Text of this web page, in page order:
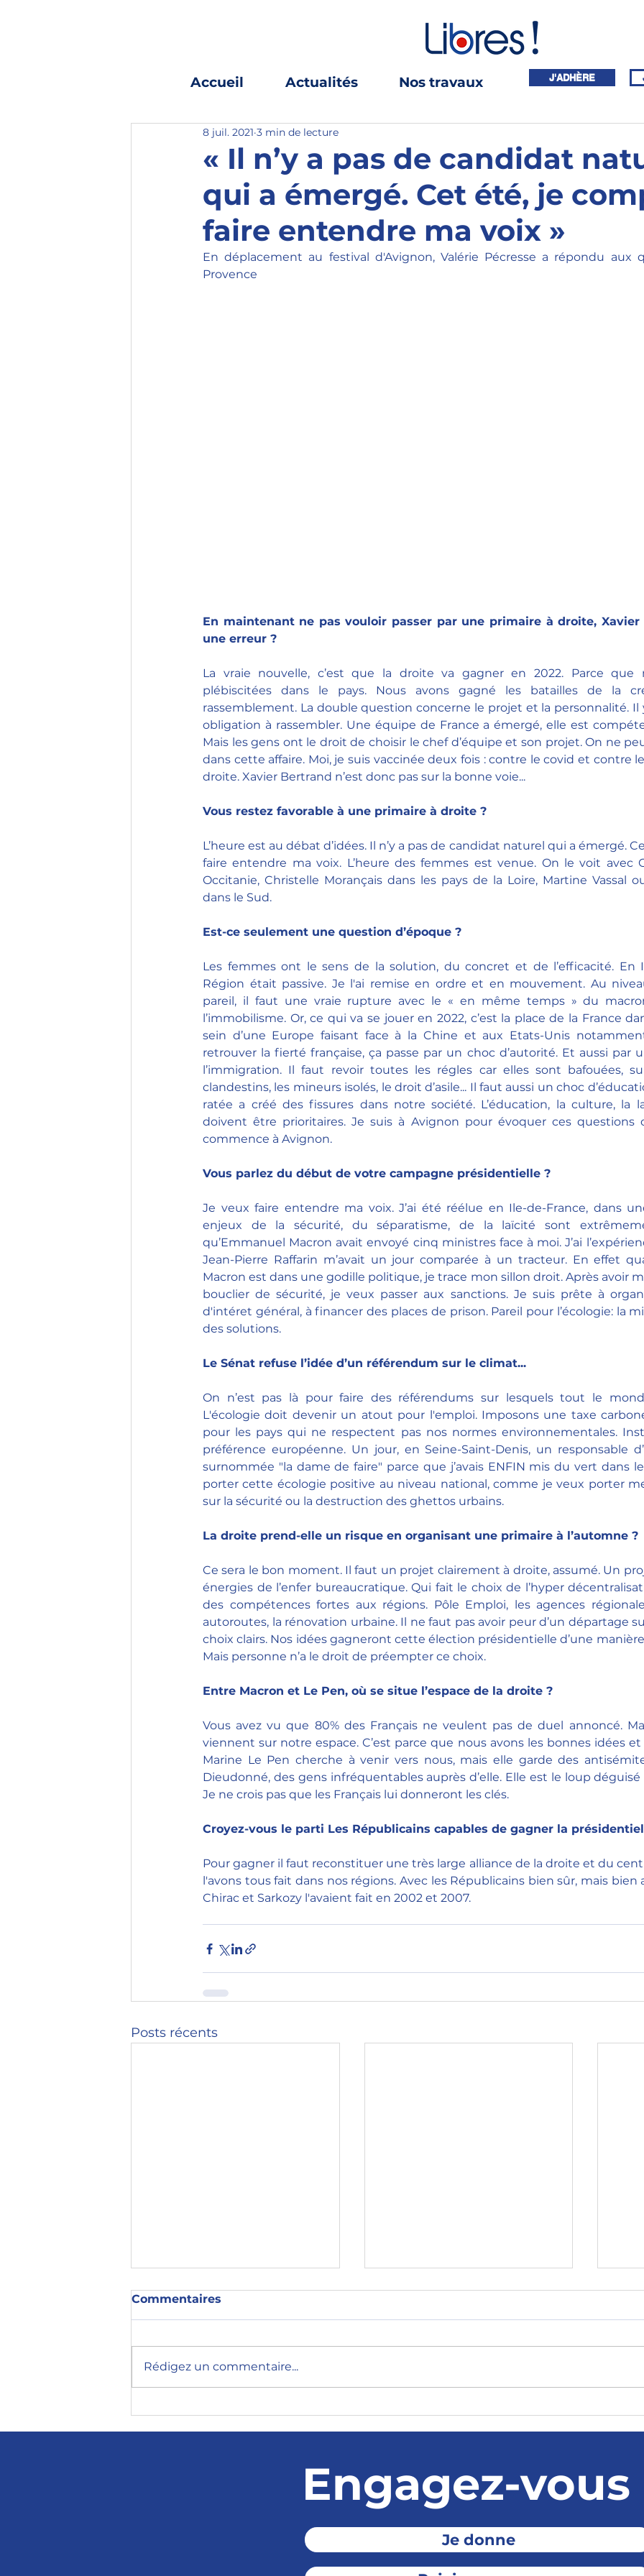
Accueil Actualités Nos travaux J'ADHÈRE
« Il n’y a pas de candidat
qui a émergé. Cet été, je
faire entendre ma voix »
8 juil. 2021 3 min de lecture
En déplacement au festival d'Avignon, Valérie Pécresse a répondu aux
Provence
En maintenant ne pas vouloir passer par une primaire à droite,
une erreur ?
La vraie nouvelle, c’est que la droite va gagner en 2022. Parce que
plébiscitées dans le pays. Nous avons gagné les batailles de la
rassemblement. La double question concerne le projet et la personnalité. Il
obligation à rassembler. Une équipe de France a émergé, elle est
Mais les gens ont le droit de choisir le chef d’équipe et son projet. On ne
dans cette affaire. Moi, je suis vaccinée deux fois : contre le covid et contre
droite. Xavier Bertrand n’est donc pas sur la bonne voie...
Vous restez favorable à une primaire à droite ?
L’heure est au débat d’idées. Il n’y a pas de candidat naturel qui a émergé.
faire entendre ma voix. L’heure des femmes est venue. On le voit avec
Occitanie, Christelle Morançais dans les pays de la Loire, Martine Vassal
dans le Sud.
Est-ce seulement une question d’époque ?
Les femmes ont le sens de la solution, du concret et de l’efficacité. En
Région était passive. Je l'ai remise en ordre et en mouvement. Au
pareil, il faut une vraie rupture avec le « en même temps » du
l’immobilisme. Or, ce qui va se jouer en 2022, c’est la place de la France
sein d’une Europe faisant face à la Chine et aux Etats-Unis
retrouver la fierté française, ça passe par un choc d’autorité. Et aussi par
l’immigration. Il faut revoir toutes les régles car elles sont bafouées,
clandestins, les mineurs isolés, le droit d’asile... Il faut aussi un choc
ratée a créé des fissures dans notre société. L’éducation, la culture, la
doivent être prioritaires. Je suis à Avignon pour évoquer ces questions
commence à Avignon.
Vous parlez du début de votre campagne présidentielle ?
Je veux faire entendre ma voix. J’ai été réélue en Ile-de-France, dans
enjeux de la sécurité, du séparatisme, de la laïcité sont
qu’Emmanuel Macron avait envoyé cinq ministres face à moi. J’ai
Jean-Pierre Raffarin m’avait un jour comparée à un tracteur. En effet
Macron est dans une godille politique, je trace mon sillon droit. Après avoir
bouclier de sécurité, je veux passer aux sanctions. Je suis prête à
d'intéret général, à financer des places de prison. Pareil pour l’écologie: la
des solutions.
Le Sénat refuse l’idée d’un référendum sur le climat...
On n’est pas là pour faire des référendums sur lesquels tout le
L'écologie doit devenir un atout pour l'emploi. Imposons une taxe
pour les pays qui ne respectent pas nos normes environnementales.
préférence européenne. Un jour, en Seine-Saint-Denis, un responsable
surnommée "la dame de faire" parce que j’avais ENFIN mis du vert dans
porter cette écologie positive au niveau national, comme je veux porter
sur la sécurité ou la destruction des ghettos urbains.
La droite prend-elle un risque en organisant une primaire à l’automne ?
Ce sera le bon moment. Il faut un projet clairement à droite, assumé. Un
énergies de l’enfer bureaucratique. Qui fait le choix de l’hyper
des compétences fortes aux régions. Pôle Emploi, les agences
autoroutes, la rénovation urbaine. Il ne faut pas avoir peur d’un départage
choix clairs. Nos idées gagneront cette élection présidentielle d’une
Mais personne n’a le droit de préempter ce choix.
Entre Macron et Le Pen, où se situe l’espace de la droite ?
Vous avez vu que 80% des Français ne veulent pas de duel annoncé.
viennent sur notre espace. C’est parce que nous avons les bonnes idées
Marine Le Pen cherche à venir vers nous, mais elle garde des
Dieudonné, des gens infréquentables auprès d’elle. Elle est le loup
Je ne crois pas que les Français lui donneront les clés.
Croyez-vous le parti Les Républicains capables de gagner la
Pour gagner il faut reconstituer une très large alliance de la droite et du
l'avons tous fait dans nos régions. Avec les Républicains bien sûr, mais bien
Chirac et Sarkozy l'avaient fait en 2002 et 2007.
Posts récents
Commentaires
Rédigez un commentaire...
Engagez-vous
Je donne